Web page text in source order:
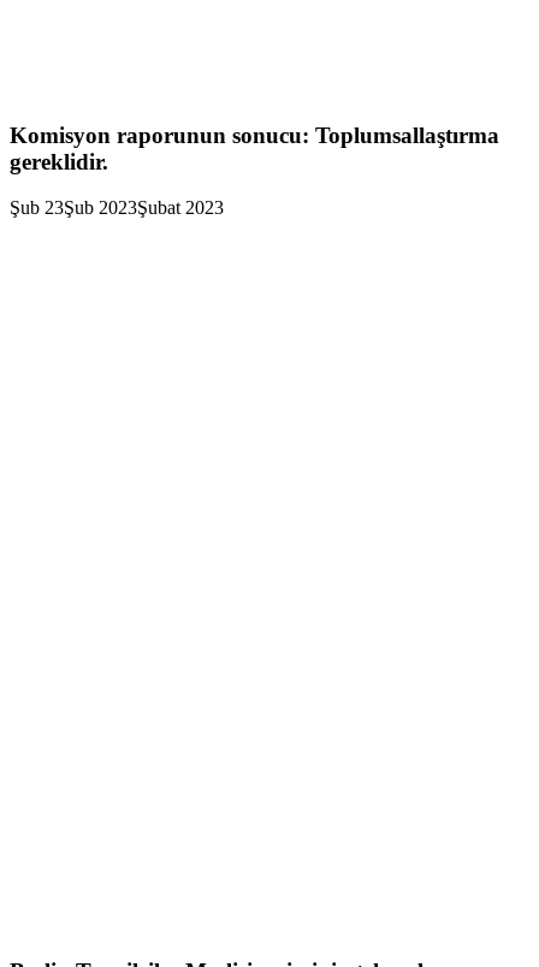
Komisyon raporunun sonucu: Toplumsallaştırma
gereklidir.
Şub 23Şub 2023Şubat 2023